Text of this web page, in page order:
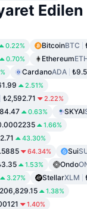
0.22% BitcoinBTC
0.70% Ethereum
CardanoADA
2.51%
₺2,592.71 2.22%
0.63% SKYAI
1.66%
43.30%
64.34% Sui
1.53% Ondo
3.27% StellarXLM
1.38%
1.40%